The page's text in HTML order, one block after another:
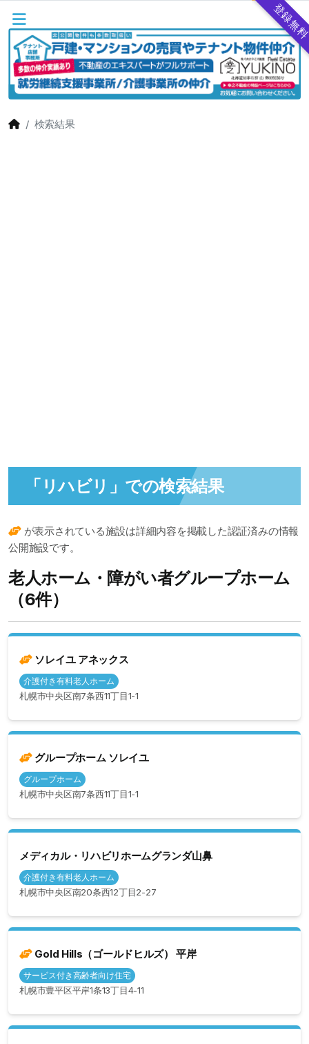
登録無
検索結果
「リハビリ」での検索結果
が表示されている施設は詳細内容を掲載した認証済みの情報
公開施設です。
老人ホーム・障がい者グループホーム
（6件）
ソレイユ アネックス
介護付き有料老人ホーム
札幌市中央区南7条西11丁目1-1
グループホーム ソレイユ
グループホーム
札幌市中央区南7条西11丁目1-1
メディカル・リハビリホームグランダ山鼻
介護付き有料老人ホーム
札幌市中央区南20条西12丁目2-27
Gold Hills（ゴールドヒルズ） 平岸
サービス付き高齢者向け住宅
札幌市豊平区平岸1条13丁目4-11